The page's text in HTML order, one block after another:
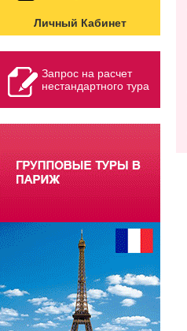
Личный Кабинет
Запрос на расчет
нестандартного тура